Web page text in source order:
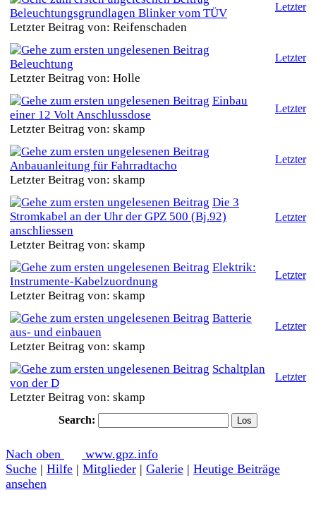
Beleuchtungsgrundlagen Blinker vom TÜV
Letzter Beitrag von: Reifenschaden
Letzter
Beleuchtung
Letzter Beitrag von: Holle
Letzter
Einbau
einer 12 Volt Anschlussdose
Letzter Beitrag von: skamp
Letzter
Anbauanleitung für Fahrradtacho
Letzter Beitrag von: skamp
Letzter
Die 3
Stromkabel an der Uhr der GPZ 500 (Bj.92)
anschliessen
Letzter Beitrag von: skamp
Letzter
Elektrik:
Instrumente-Kabelzuordnung
Letzter Beitrag von: skamp
Letzter
Batterie
aus- und einbauen
Letzter Beitrag von: skamp
Letzter
Schaltplan
von der D
Letzter Beitrag von: skamp
Letzter
Search:
Nach oben
www.gpz.info
Suche | Hilfe | Mitglieder | Galerie | Heutige Beiträge
ansehen